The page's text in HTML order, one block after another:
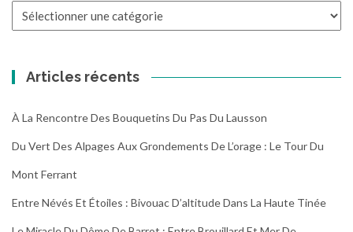
Articles récents
À La Rencontre Des Bouquetins Du Pas Du Lausson
Du Vert Des Alpages Aux Grondements De L’orage : Le Tour Du
Mont Ferrant
Entre Névés Et Étoiles : Bivouac D’altitude Dans La Haute Tinée